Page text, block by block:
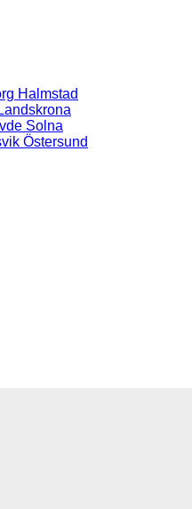
Halmstad
Landskrona
Solna
Östersund